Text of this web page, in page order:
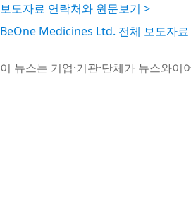
보도자료 연락처와 원문보기 >
BeOne Medicines Ltd. 전체 보도자료
이 뉴스는 기업·기관·단체가 뉴스와